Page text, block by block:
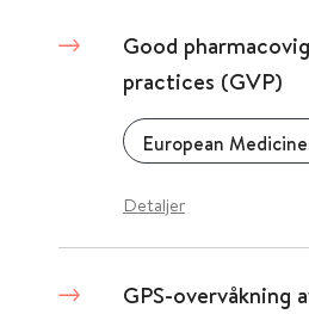
Good
practices (GVP)
European
Detaljer
GPS-overvåkning